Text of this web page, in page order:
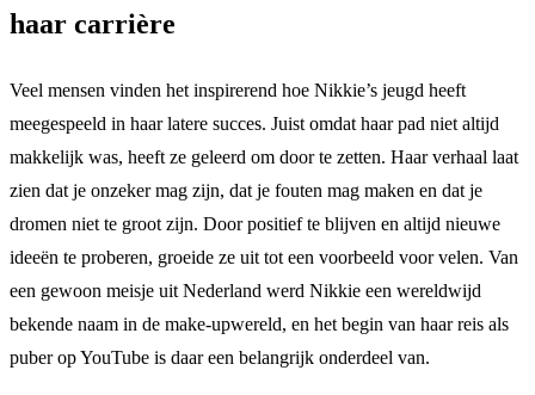
haar carrière
Veel mensen vinden het inspirerend hoe Nikkie’s jeugd heeft
meegespeeld in haar latere succes. Juist omdat haar pad niet altijd
makkelijk was, heeft ze geleerd om door te zetten. Haar verhaal laat
zien dat je onzeker mag zijn, dat je fouten mag maken en dat je
dromen niet te groot zijn. Door positief te blijven en altijd nieuwe
ideeën te proberen, groeide ze uit tot een voorbeeld voor velen. Van
een gewoon meisje uit Nederland werd Nikkie een wereldwijd
bekende naam in de make-upwereld, en het begin van haar reis als
puber op YouTube is daar een belangrijk onderdeel van.